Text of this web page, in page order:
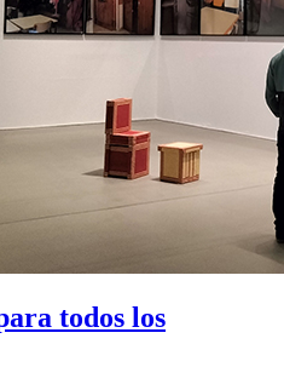
todos los